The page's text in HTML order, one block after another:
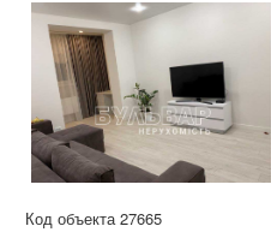
Код объекта 27665